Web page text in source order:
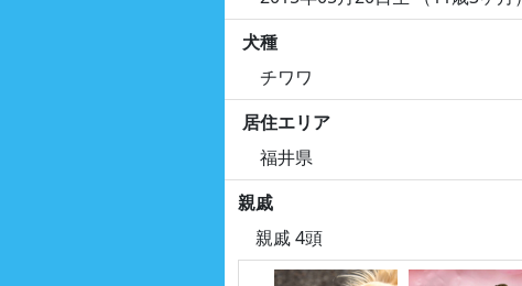
犬種
チワワ
居住エリア
福井県
親戚
親戚 4頭